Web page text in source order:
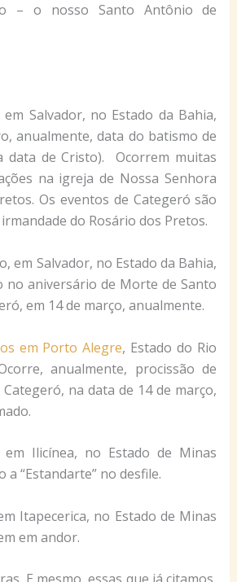
– o nosso Santo Antônio de
Salvador, no Estado da Bahia,
anualmente, data do batismo de
data de Cristo). Ocorrem muitas
na igreja de Nossa Senhora
Os eventos de Categeró são
do Rosário dos Pretos.
em Salvador, no Estado da Bahia,
no aniversário de Morte de Santo
em 14 de março, anualmente.
em Porto Alegre, Estado do Rio
anualmente, procissão de
na data de 14 de março,
em Ilicínea, no Estado de Minas
a “Estandarte” no desfile.
Itapecerica, no Estado de Minas
em andor.